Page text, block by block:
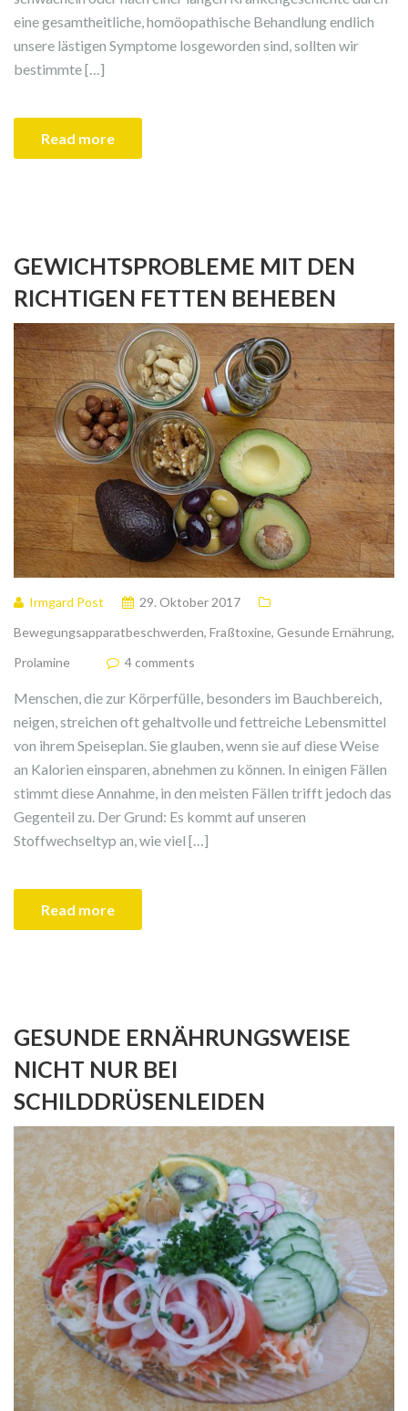
eine gesamtheitliche, homöopathische Behandlung endlich
unsere lästigen Symptome losgeworden sind, sollten wir
bestimmte […]
Read more
GEWICHTSPROBLEME MIT DEN
RICHTIGEN FETTEN BEHEBEN
Irmgard Post
29. Oktober 2017
Bewegungsapparatbeschwerden, Fraßtoxine, Gesunde Ernährung,
Prolamine
4 comments
Menschen, die zur Körperfülle, besonders im Bauchbereich,
neigen, streichen oft gehaltvolle und fettreiche Lebensmittel
von ihrem Speiseplan. Sie glauben, wenn sie auf diese Weise
an Kalorien einsparen, abnehmen zu können. In einigen Fällen
stimmt diese Annahme, in den meisten Fällen trifft jedoch das
Gegenteil zu. Der Grund: Es kommt auf unseren
Stoffwechseltyp an, wie viel […]
Read more
GESUNDE ERNÄHRUNGSWEISE
NICHT NUR BEI
SCHILDDRÜSENLEIDEN